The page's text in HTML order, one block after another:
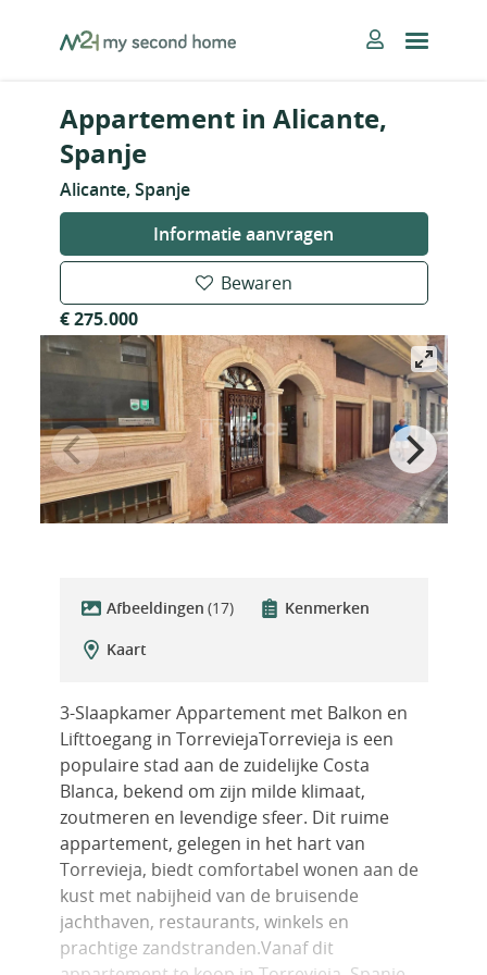
MySecondHome
Appartement in Alicante,
Spanje
Alicante, Spanje
Informatie aanvragen
Bewaren
€ 275.000
Afbeeldingen (17)
Kenmerken
Kaart
3-Slaapkamer Appartement met Balkon en
Lifttoegang in TorreviejaTorrevieja is een
populaire stad aan de zuidelijke Costa
Blanca, bekend om zijn milde klimaat,
zoutmeren en levendige sfeer. Dit ruime
appartement, gelegen in het hart van
Torrevieja, biedt comfortabel wonen aan de
kust met nabijheid van de bruisende
jachthaven, restaurants, winkels en
prachtige zandstranden.Vanaf dit